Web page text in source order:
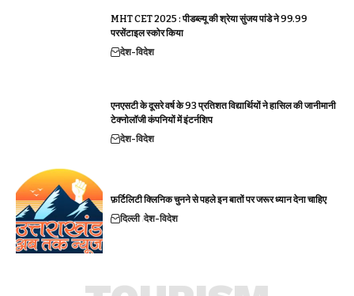
MHT CET 2025 : पीडब्ल्यू की श्रेया सुंजय पांडे ने 99.99
परसेंटाइल स्कोर किया
देश-विदेश
एनएसटी के दूसरे वर्ष के 93 प्रतिशत विद्यार्थियों ने हासिल की जानीमानी
टेक्नोलॉजी कंपनियों में इंटर्नशिप
देश-विदेश
फ़र्टिलिटी क्लिनिक चुनने से पहले इन बातों पर जरूर ध्यान देना चाहिए
दिल्ली देश-विदेश